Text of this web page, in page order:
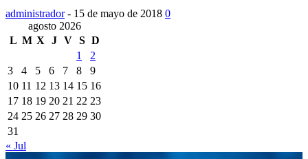
administrador - 15 de mayo de 2018 0
agosto 2026
L M X J V S D
1
2
3
4 5 6 7 8
9
10 11 12 13 14 15 16
17 18 19 20 21 22 23
24 25 26 27 28 29 30
31
« Jul